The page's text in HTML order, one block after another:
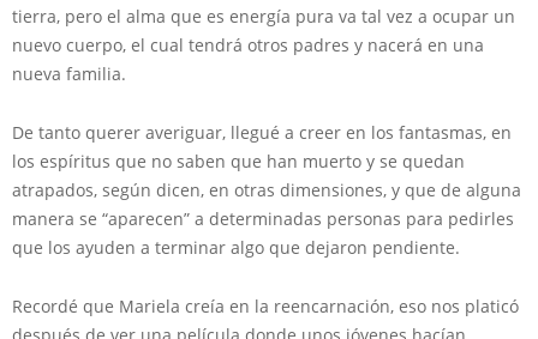
tierra, pero el alma que es energía pura va tal vez a ocupar un
nuevo cuerpo, el cual tendrá otros padres y nacerá en una
nueva familia.
De tanto querer averiguar, llegué a creer en los fantasmas, en
los espíritus que no saben que han muerto y se quedan
atrapados, según dicen, en otras dimensiones, y que de alguna
manera se “aparecen” a determinadas personas para pedirles
que los ayuden a terminar algo que dejaron pendiente.
Recordé que Mariela creía en la reencarnación, eso nos platicó